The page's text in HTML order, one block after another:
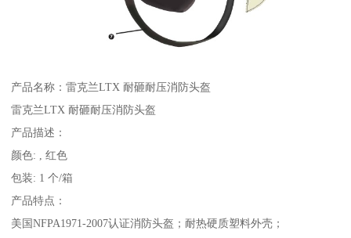
产品名称：雷克兰LTX 耐砸耐压消防头盔
雷克兰LTX 耐砸耐压消防头盔
产品描述：
颜色: , 红色
包装: 1 个/箱
产品特点：
美国NFPA1971-2007认证消防头盔；耐热硬质塑料外壳；